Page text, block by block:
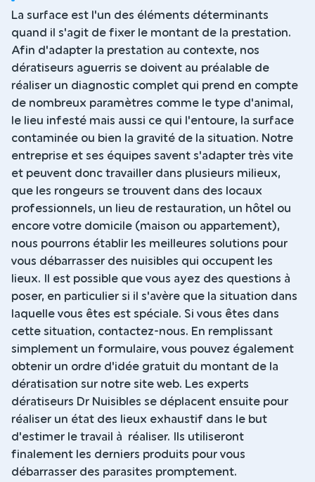
La surface est l'un des éléments déterminants
quand il s'agit de fixer le montant de la prestation.
Afin d'adapter la prestation au contexte, nos
dératiseurs aguerris se doivent au préalable de
réaliser un diagnostic complet qui prend en compte
de nombreux paramètres comme le type d'animal,
le lieu infesté mais aussi ce qui l'entoure, la surface
contaminée ou bien la gravité de la situation. Notre
entreprise et ses équipes savent s'adapter très vite
et peuvent donc travailler dans plusieurs milieux,
que les rongeurs se trouvent dans des locaux
professionnels, un lieu de restauration, un hôtel ou
encore votre domicile (maison ou appartement),
nous pourrons établir les meilleures solutions pour
vous débarrasser des nuisibles qui occupent les
lieux. Il est possible que vous ayez des questions à
poser, en particulier si il s'avère que la situation dans
laquelle vous êtes est spéciale. Si vous êtes dans
cette situation, contactez-nous. En remplissant
simplement un formulaire, vous pouvez également
obtenir un ordre d'idée gratuit du montant de la
dératisation sur notre site web. Les experts
dératiseurs Dr Nuisibles se déplacent ensuite pour
réaliser un état des lieux exhaustif dans le but
d'estimer le travail à réaliser. Ils utiliseront
finalement les derniers produits pour vous
débarrasser des parasites promptement.